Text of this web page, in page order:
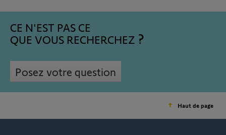
CE N'EST PAS CE
QUE VOUS RECHERCHEZ
Posez votre question
Haut de page